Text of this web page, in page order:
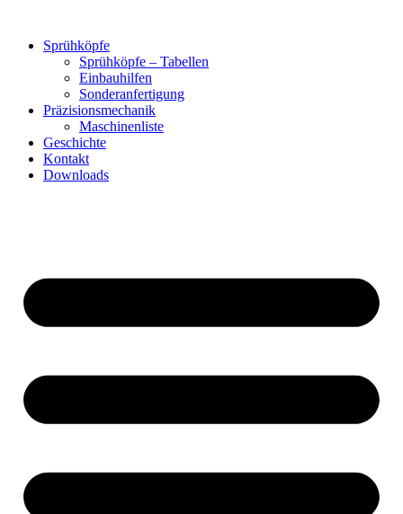
springenSprühköpfe
Sprühköpfe – Tabellen
Einbauhilfen
Sonderanfertigung
Präzisionsmechanik
Maschinenliste
Geschichte
Kontakt
Downloads